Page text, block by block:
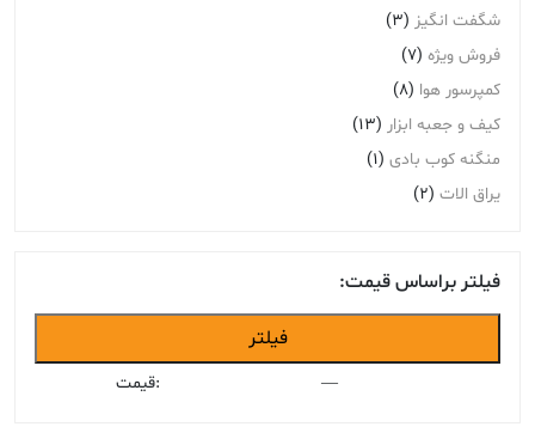
شگفت انگیز (3)
فروش ویژه (7)
کمپرسور هوا (8)
کیف و جعبه ابزار (13)
منگنه کوب بادی (1)
یراق الات (2)
فیلتر براساس قیمت:
قیمت
قیمت
فیلتر
قیمت: —